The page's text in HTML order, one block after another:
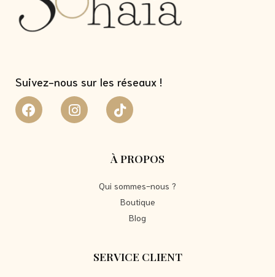
Suivez-nous sur les réseaux !
À PROPOS
Qui sommes-nous ?
Boutique
Blog
SERVICE CLIENT